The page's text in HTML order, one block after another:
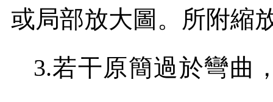
或局部放大圖。所附縮
3.若干原簡過於彎曲